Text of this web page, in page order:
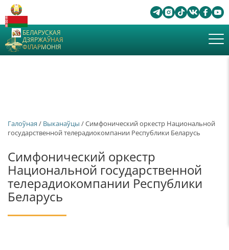
БЕЛАРУСКАЯ
ДЗЯРЖАЎНАЯ
ФІЛАРМОНІЯ
Галоўная / Выканаўцы / Симфонический оркестр Национальной
государственной телерадиокомпании Республики Беларусь
Симфонический оркестр
Национальной государственной
телерадиокомпании Республики
Беларусь